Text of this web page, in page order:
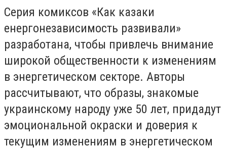
Серия комиксов «Как казаки
енергонезависимость развивали»
разработана, чтобы привлечь внимание
широкой общественности к изменениям
в энергетическом секторе. Авторы
рассчитывают, что образы, знакомые
украинскому народу уже 50 лет, придадут
эмоциональной окраски и доверия к
текущим изменениям в энергетическом